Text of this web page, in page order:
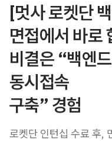
[멋사 로켓단
면접에서 바로
비결은 “백엔
동시접속
구축” 경험
로켓단 인턴십 수료 후,